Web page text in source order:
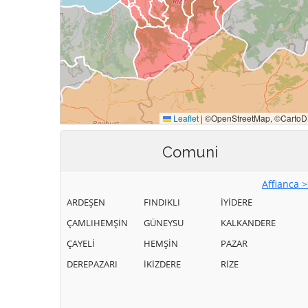
Comuni
Affianca
ARDEŞEN
ÇAMLIHEMŞİN
ÇAYELİ
DEREPAZARI
FINDIKLI
GÜNEYSU
HEMŞİN
İKİZDERE
İYİDERE
KALKANDERE
PAZAR
RİZE